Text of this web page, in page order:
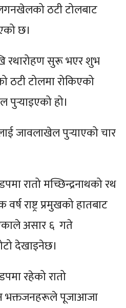
ठटी टोलबाट
छ।
रथारोहण सुरू भएर शुभ
टोलमा रोकिएको
हो।
जावलाखेल पुर्‍याएको चार
रातो मच्छिन्द्रनाथको रथ
राष्ट्र प्रमुखको हातबाट
असार ६ गते
देखाइनेछ।
रहेको रातो
भक्तजनहरूले पूजाआजा